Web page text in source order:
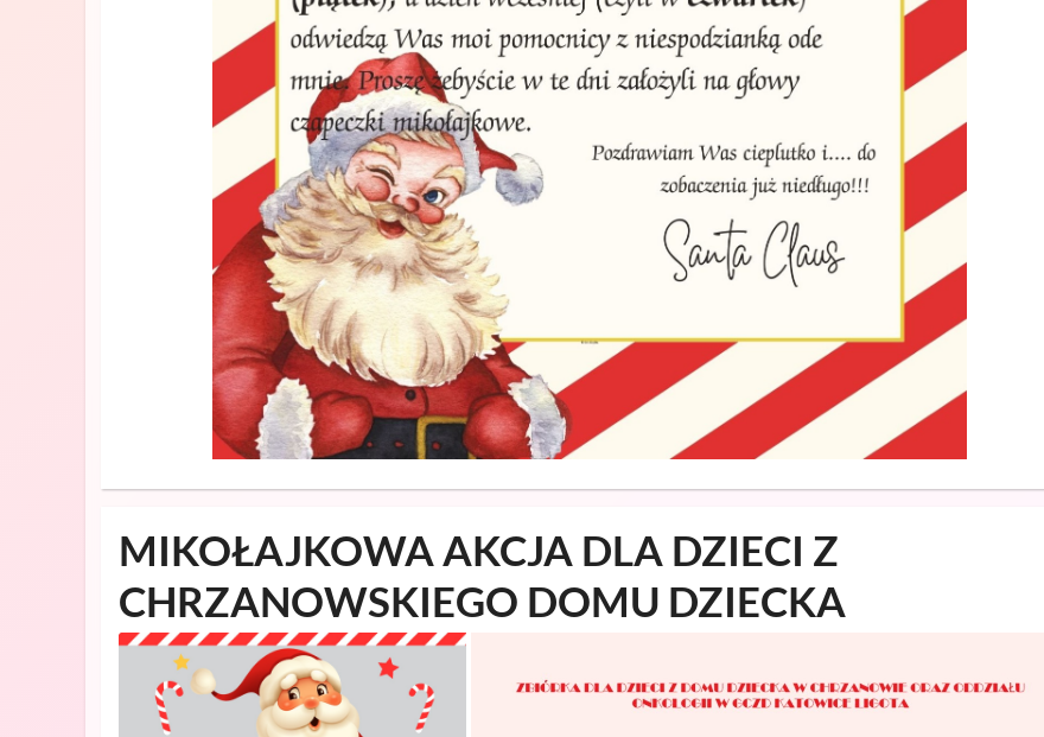
MIKOŁAJKOWA AKCJA DLA DZIECI Z
CHRZANOWSKIEGO DOMU DZIECKA